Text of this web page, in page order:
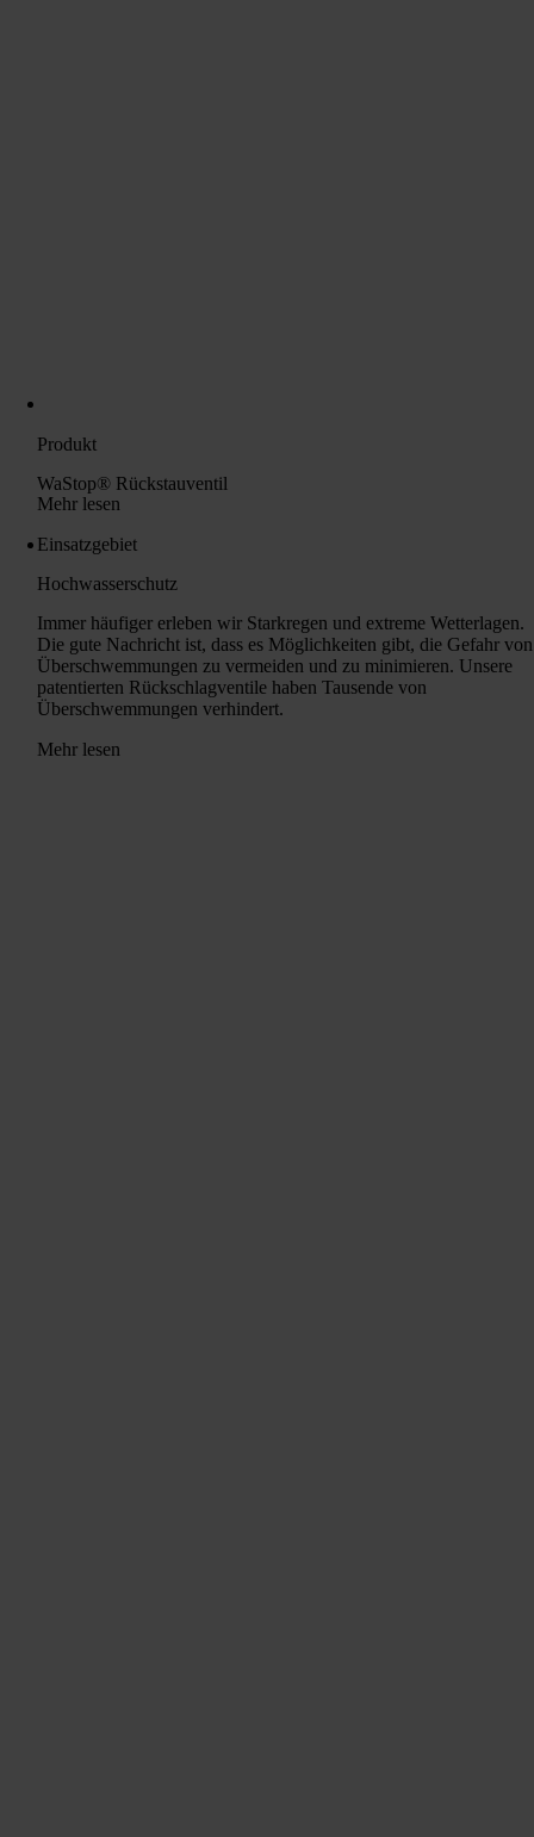
Produkt
WaStop® Rückstauventil
Mehr lesen
Einsatzgebiet
Hochwasserschutz
Immer häufiger erleben wir Starkregen und extreme Wetterlagen.
Die gute Nachricht ist, dass es Möglichkeiten gibt, die Gefahr von
Überschwemmungen zu vermeiden und zu minimieren. Unsere
patentierten Rückschlagventile haben Tausende von
Überschwemmungen verhindert.
Mehr lesen